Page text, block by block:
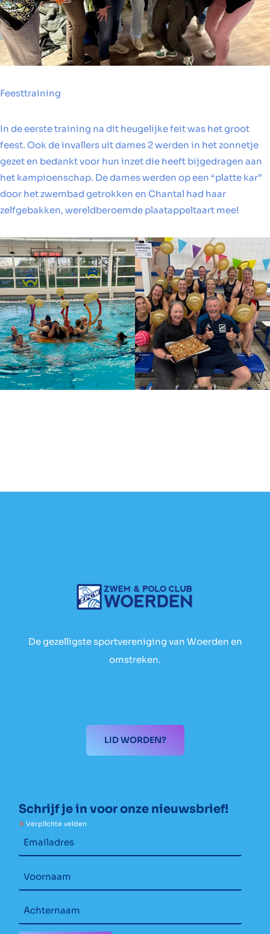
Feesttraining
In de eerste training na dit heugelijke feit was het groot
feest. Ook de invallers uit dames 2 werden in het zonnetje
gezet en bedankt voor hun inzet die heeft bijgedragen aan
het kampioenschap. De dames werden op een “platte kar”
door het zwembad getrokken en Chantal had haar
zelfgebakken, wereldberoemde plaatappeltaart mee!
De gezelligste sportvereniging van Woerden en
omstreken.
LID WORDEN?
Schrijf je in voor onze nieuwsbrief!
* Verplichte velden